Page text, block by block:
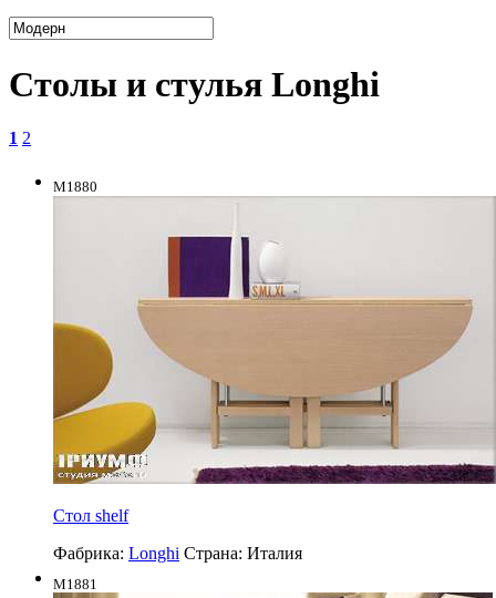
Столы и стулья Longhi
1 2
M1880
Cтол shelf
Фабрика: Longhi Страна: Италия
M1881